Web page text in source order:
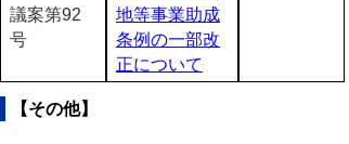
議案第92
号
地等事業助成
条例の一部改
正について
【その他】